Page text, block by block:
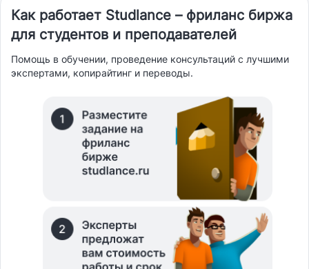
Как работает Studlance – фриланс биржа
для студентов и преподавателей
Помощь в обучении, проведение консультаций с лучшими
экспертами, копирайтинг и переводы.